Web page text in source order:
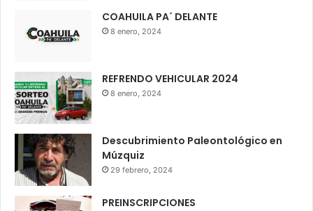
COAHUILA PA´ DELANTE
8 enero, 2024
REFRENDO VEHICULAR 2024
8 enero, 2024
Descubrimiento Paleontológico en
Múzquiz
29 febrero, 2024
PREINSCRIPCIONES